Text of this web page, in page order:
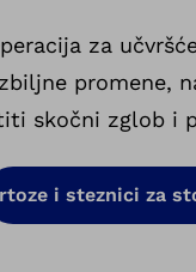
za
promene,
skočni zglob i
i steznici za